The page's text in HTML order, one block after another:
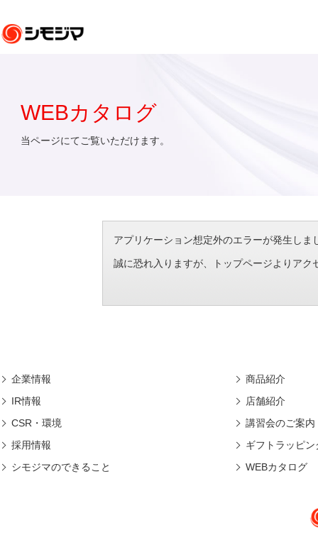
WEBカタログ
当ページにてご覧いただけます。
アプリケーション想定外のエラーが発生し
誠に恐れ入りますが、トップページよりアク
企業情報
IR情報
CSR・環境
採用情報
シモジマのできること
商品紹介
店舗紹介
講習会のご案内
ギフトラッピン
WEBカタログ